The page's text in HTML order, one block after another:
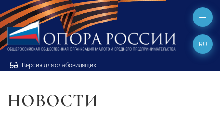
Версия для слабовидящих
RU
НОВОСТИ